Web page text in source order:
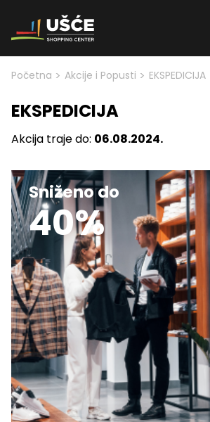
Skip to content
Početna > Akcije i Popusti > EKSPEDICIJA
EKSPEDICIJA
Akcija traje do: 06.08.2024.
Sniženo do
40%